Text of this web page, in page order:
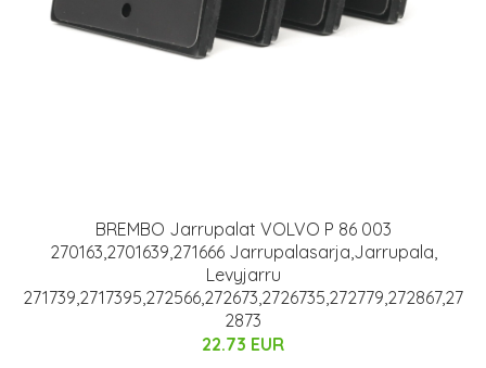
BREMBO Jarrupalat VOLVO P 86 003
270163,2701639,271666 Jarrupalasarja,Jarrupala,
Levyjarru
271739,2717395,272566,272673,2726735,272779,272867,27
2873
22.73 EUR